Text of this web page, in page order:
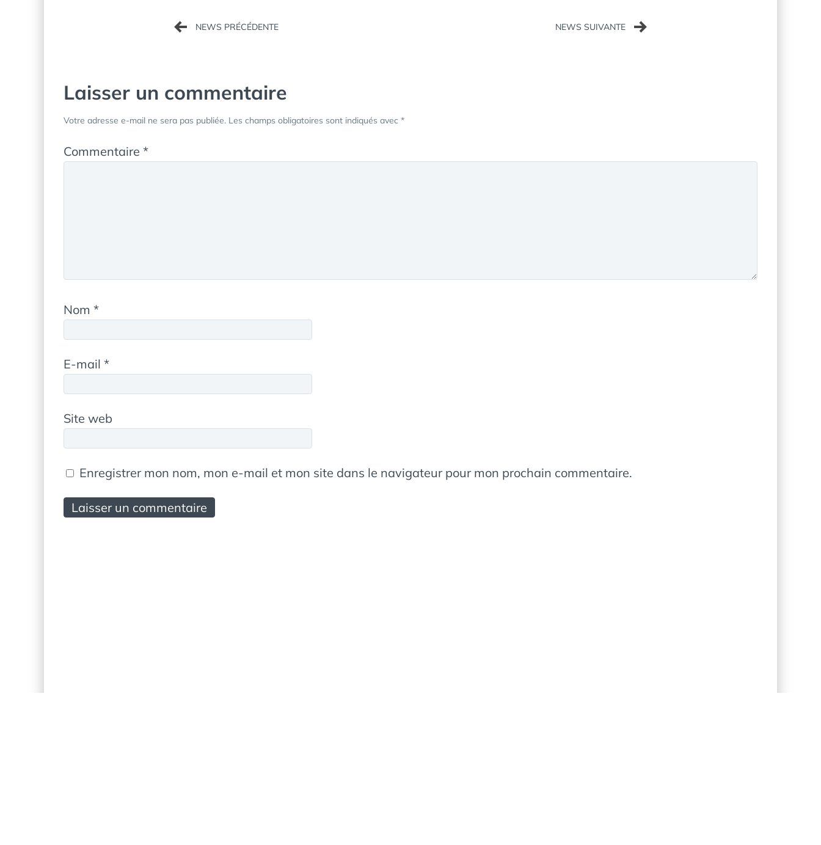
de
Laisser un commentaire
Votre adresse e-mail ne sera pas publiée. Les champs obligatoires sont indiqués avec *
Commentaire *
Nom *
E-mail *
Site web
Enregistrer mon nom, mon e-mail et mon site dans le navigateur pour mon prochain commentaire.